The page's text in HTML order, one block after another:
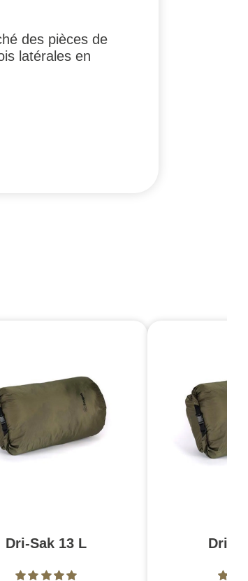
des pièces de
latérales en
Dri-Sak 13 L Dri-